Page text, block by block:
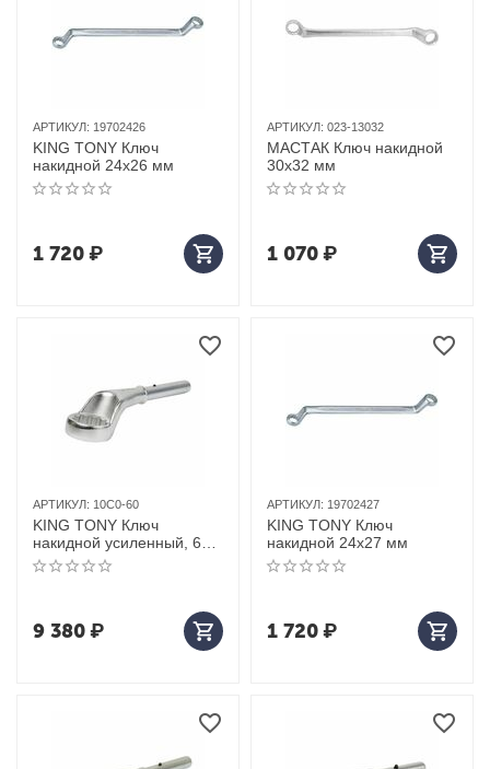
АРТИКУЛ: 19702426
KING TONY Ключ
накидной 24x26 мм
1 720₽
АРТИКУЛ: 023-13032
МАСТАК Ключ накидной
30х32 мм
1 070₽
АРТИКУЛ: 10C0-60
KING TONY Ключ
накидной усиленный, 60
мм
9 380₽
АРТИКУЛ: 19702427
KING TONY Ключ
накидной 24x27 мм
1 720₽